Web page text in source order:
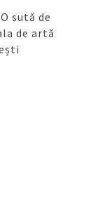
sută de
de artă